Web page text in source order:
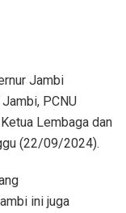
Jambi
PCNU
Lembaga dan
(22/09/2024).
ini juga